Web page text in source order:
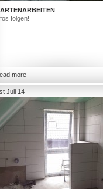
folgen!
more
Juli 14